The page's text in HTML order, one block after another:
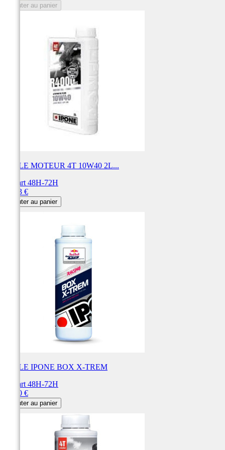
Ajouter au panier
HUILE MOTEUR 4T 10W40 2L...
Départ 48H-72H
39,53 €
Ajouter au panier
HUILE IPONE BOX X-TREM
Départ 48H-72H
30,20 €
Ajouter au panier